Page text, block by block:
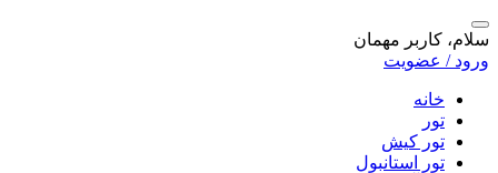
سلام، کاربر مهمان
ورود / عضویت
خانه
تور
تور کیش
تور استانبول